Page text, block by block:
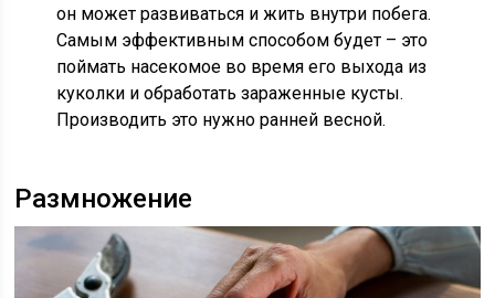
он может развиваться и жить внутри побега.
Самым эффективным способом будет – это
поймать насекомое во время его выхода из
куколки и обработать зараженные кусты.
Производить это нужно ранней весной.
Размножение